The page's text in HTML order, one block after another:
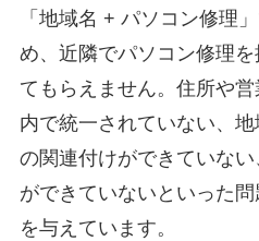
「地域名 + パソコン修理
め、近隣でパソコン修理
てもらえません。住所や
内で統一されていない、
の関連付けができていな
ができていないといった
を与えています。